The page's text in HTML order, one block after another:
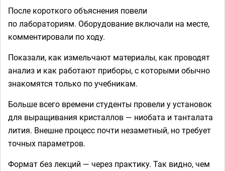
После короткого объяснения повели
по лабораториям. Оборудование включали на месте,
комментировали по ходу.
Показали, как измельчают материалы, как проводят
анализ и как работают приборы, с которыми обычно
знакомятся только по учебникам.
Больше всего времени студенты провели у установок
для выращивания кристаллов — ниобата и танталата
лития. Внешне процесс почти незаметный, но требует
точных параметров.
Формат без лекций — через практику. Так видно, чем